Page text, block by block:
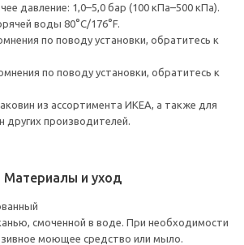
давление: 1,0–5,0 бар (100 кПа–500 кПа).
воды 80°C/176°F.
по поводу установки, обратитесь к
по поводу установки, обратитесь к
из ассортимента ИКЕА, а также для
других производителей.
Материалы и уход
смоченной в воде. При необходимости
моющее средство или мыло.